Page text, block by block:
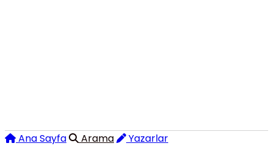
Ana Sayfa Arama
Yazarlar